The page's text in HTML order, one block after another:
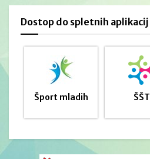
Dostop do spletnih aplikacij
Šport mladih ŠŠT